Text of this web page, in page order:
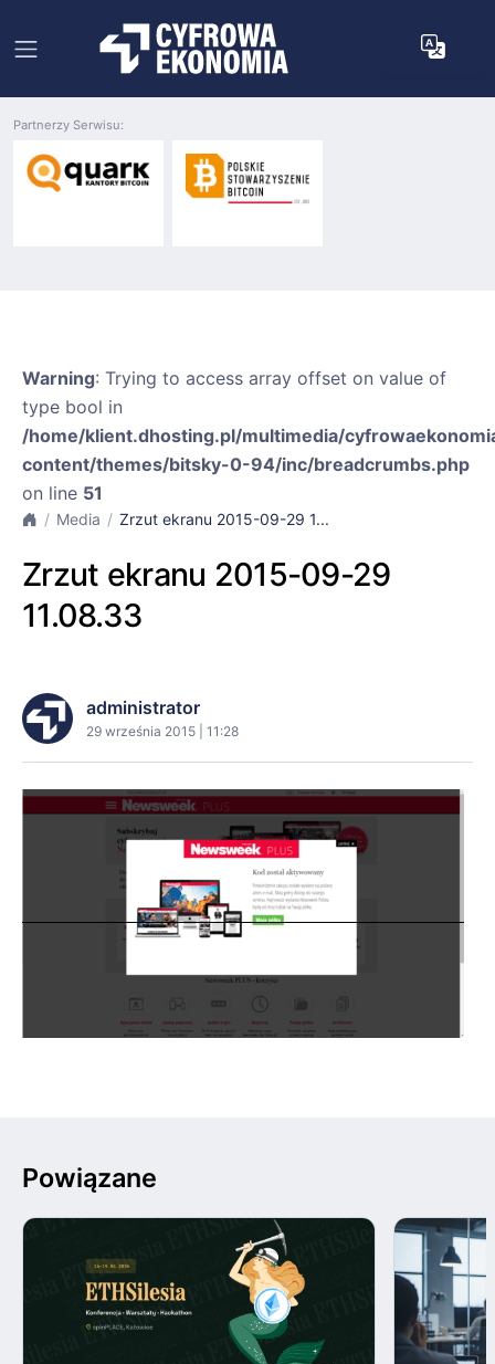
Partnerzy Serwisu:
Warning: Trying to access array offset on value of
type bool in
/home/klient.dhosting.pl/multimedia/
content/themes/bitsky-0-94/inc/breadcrumbs.php
on line 51
Media Zrzut ekranu 2015-09-29 1...
Zrzut ekranu 2015-09-29
11.08.33
administrator
29 września 2015 | 11:28
Powiązane